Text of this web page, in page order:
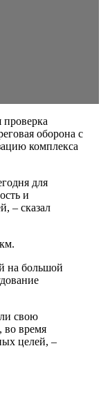
проверка
оборона с
комплекса
для
и
– сказал
на большой
свою
во время
целей, –